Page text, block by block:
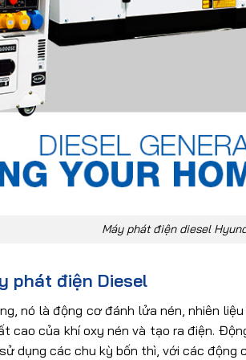
Máy phát điện diesel
phát điện Diesel
nó là động cơ đánh lửa nén, nhiên
cao của khí oxynén và tạo rađiện.
dụng các chu kỳ bốn thì, với các